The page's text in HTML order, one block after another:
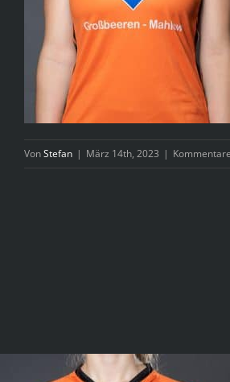
VonStefan | März 14th, 2023 |